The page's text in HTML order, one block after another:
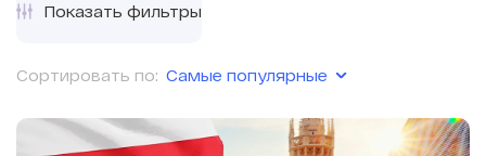
Сортировать по: Самые популярные
Показать фильтры